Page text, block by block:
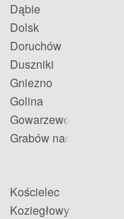
Dąbie
Dolsk
Doruchów
Duszniki
Gniezno
Golina
Gowarzewo
Grabów nad Prosną
Kościelec
Koziegłowy